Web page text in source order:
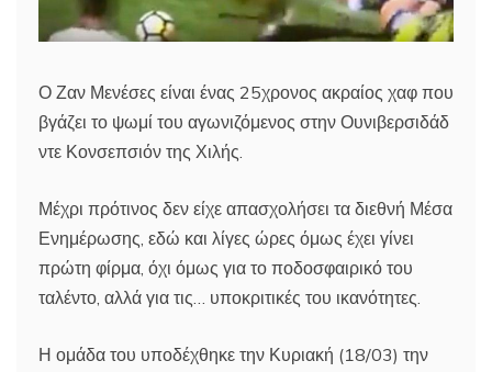
Ο Ζαν Μενέσες είναι ένας 25χρονος ακραίος χαφ που
βγάζει το ψωμί του αγωνιζόμενος στην Ουνιβερσιδάδ
ντε Κονσεπσιόν της Χιλής.
Μέχρι πρότινος δεν είχε απασχολήσει τα διεθνή Μέσα
Ενημέρωσης, εδώ και λίγες ώρες όμως έχει γίνει
πρώτη φίρμα, όχι όμως για το ποδοσφαιρικό του
ταλέντο, αλλά για τις… υποκριτικές του ικανότητες.
Η ομάδα του υποδέχθηκε την Κυριακή (18/03) την